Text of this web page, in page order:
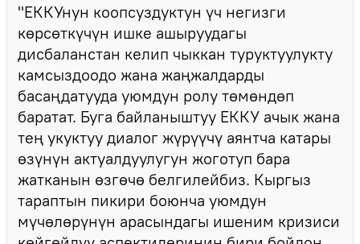
"ЕККУнун коопсуздуктун үч негизги
көрсөткүчүн ишке ашыруудагы
дисбаланстан келип чыккан туруктуулукту
камсыздоодо жана жаңжалдарды
басаңдатууда уюмдун ролу төмөндөп
баратат. Буга байланыштуу ЕККУ ачык жана
тең укуктуу диалог жүрүүчү аянтча катары
өзүнүн актуалдуулугун жоготуп бара
жатканын өзгөчө белгилейбиз. Кыргыз
тараптын пикири боюнча уюмдун
мүчөлөрүнүн арасындагы ишеним кризиси